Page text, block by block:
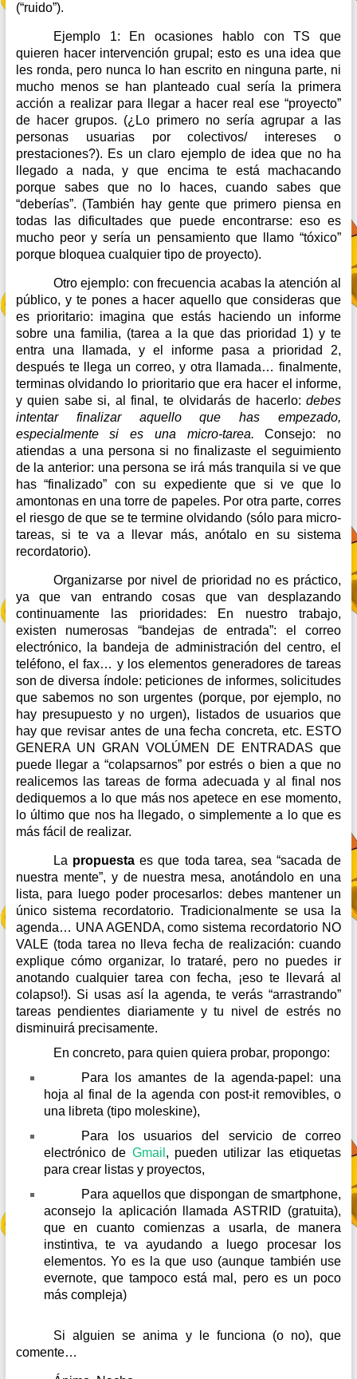
(“ruido”).
Ejemplo 1: En ocasiones hablo con TS que
quieren hacer intervención grupal; esto es una idea que
les ronda, pero nunca lo han escrito en ninguna parte, ni
mucho menos se han planteado cual sería la primera
acción a realizar para llegar a hacer real ese “proyecto”
de hacer grupos. (¿Lo primero no sería agrupar a las
personas usuarias por colectivos/ intereses o
prestaciones?). Es un claro ejemplo de idea que no ha
llegado a nada, y que encima te está machacando
porque sabes que no lo haces, cuando sabes que
“deberías”. (También hay gente que primero piensa en
todas las dificultades que puede encontrarse: eso es
mucho peor y sería un pensamiento que llamo “tóxico”
porque bloquea cualquier tipo de proyecto).
Otro ejemplo: con frecuencia acabas la atención al
público, y te pones a hacer aquello que consideras que
es prioritario: imagina que estás haciendo un informe
sobre una familia, (tarea a la que das prioridad 1) y te
entra una llamada, y el informe pasa a prioridad 2,
después te llega un correo, y otra llamada… finalmente,
terminas olvidando lo prioritario que era hacer el informe,
y quien sabe si, al final, te olvidarás de hacerlo: debes
intentar finalizar aquello que has empezado,
especialmente si es una micro-tarea. Consejo: no
atiendas a una persona si no finalizaste el seguimiento
de la anterior: una persona se irá más tranquila si ve que
has “finalizado” con su expediente que si ve que lo
amontonas en una torre de papeles. Por otra parte, corres
el riesgo de que se te termine olvidando (sólo para micro-
tareas, si te va a llevar más, anótalo en su sistema
recordatorio).
Organizarse por nivel de prioridad no es práctico,
ya que van entrando cosas que van desplazando
continuamente las prioridades: En nuestro trabajo,
existen numerosas “bandejas de entrada”: el correo
electrónico, la bandeja de administración del centro, el
teléfono, el fax… y los elementos generadores de tareas
son de diversa índole: peticiones de informes, solicitudes
que sabemos no son urgentes (porque, por ejemplo, no
hay presupuesto y no urgen), listados de usuarios que
hay que revisar antes de una fecha concreta, etc. ESTO
GENERA UN GRAN VOLÚMEN DE ENTRADAS que
puede llegar a “colapsarnos” por estrés o bien a que no
realicemos las tareas de forma adecuada y al final nos
dediquemos a lo que más nos apetece en ese momento,
lo último que nos ha llegado, o simplemente a lo que es
más fácil de realizar.
La propuestaes que toda tarea, sea “sacada de
nuestra mente”, y de nuestra mesa, anotándolo en una
lista, para luego poder procesarlos: debes mantener un
único sistema recordatorio. Tradicionalmente se usa la
agenda… UNA AGENDA, como sistema recordatorio NO
VALE (toda tarea no lleva fecha de realización: cuando
explique cómo organizar, lo trataré, pero no puedes ir
anotando cualquier tarea con fecha, ¡eso te llevará al
colapso!). Si usas así la agenda, te verás “arrastrando”
tareas pendientes diariamente y tu nivel de estrés no
disminuirá precisamente.
En concreto, para quien quiera probar, propongo:
Para los amantes de la agenda-papel: una
hoja al final de la agenda con post-it removibles, o
una libreta (tipo moleskine),
Para los usuarios del servicio de correo
electrónico de Gmail , pueden utilizar las etiquetas
para crear listas y proyectos,
Para aquellos que dispongan de smartphone,
aconsejo la aplicación llamada ASTRID (gratuita),
que en cuanto comienzas a usarla, de manera
instintiva, te va ayudando a luego procesar los
elementos. Yo es la que uso (aunque también use
evernote, que tampoco está mal, pero es un poco
más compleja)
Si alguien se anima y le funciona (o no), que
comente…